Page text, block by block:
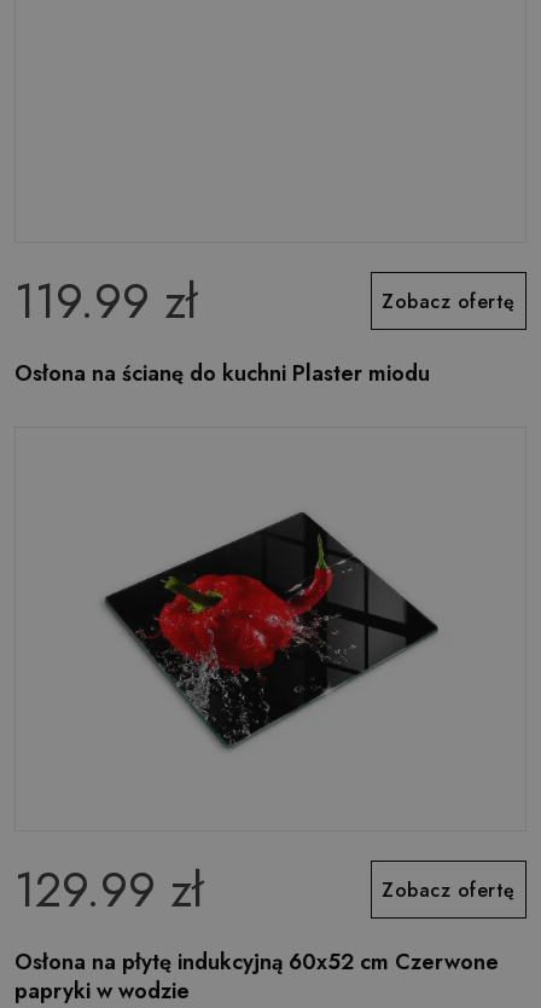
119.99 zł Zobacz ofertę
Osłona na ścianę do kuchni Plaster miodu
129.99 zł Zobacz ofertę
Osłona na płytę indukcyjną 60x52 cm Czerwone
papryki w wodzie